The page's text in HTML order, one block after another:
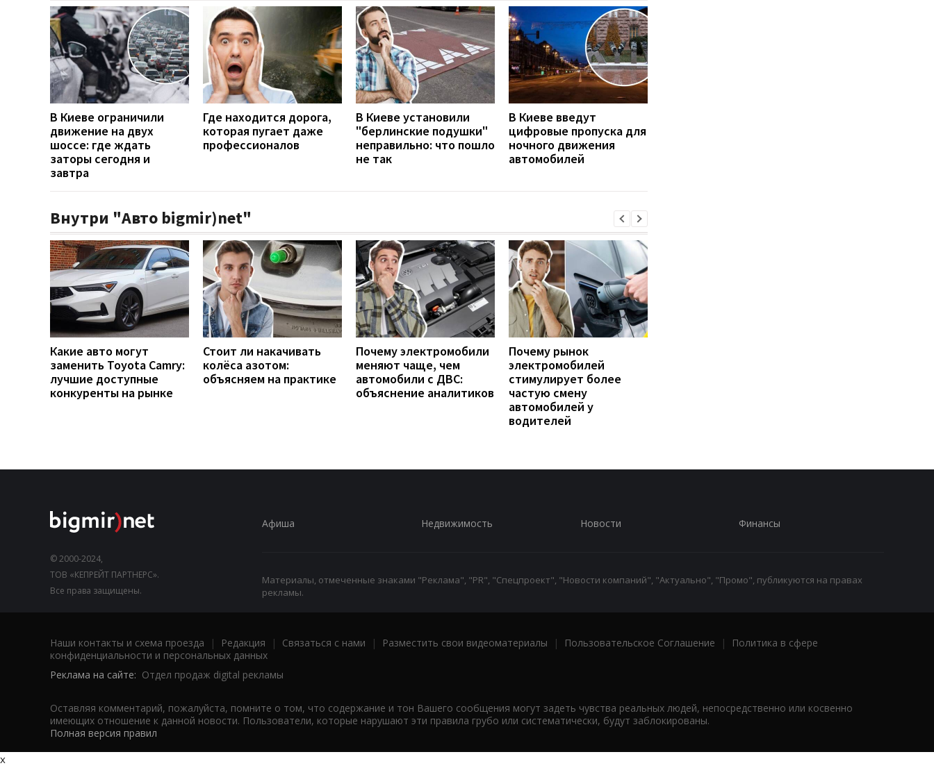
В Киеве ограничили
движение на двух
шоссе: где ждать
заторы сегодня и
завтра
Где находится дорога,
которая пугает даже
профессионалов
В Киеве установили
"берлинские подушки"
неправильно: что пошло
не так
В Киеве введут
цифровые пропуска для
ночного движения
автомобилей
Внутри "Авто bigmir)net"
Какие авто могут
заменить Toyota Camry:
лучшие доступные
конкуренты на рынке
Стоит ли накачивать
колёса азотом:
объясняем на практике
Почему электромобили
меняют чаще, чем
автомобили с ДВС:
объяснение аналитиков
Почему рынок
электромобилей
стимулирует более
частую смену
автомобилей у
водителей
© 2000-2024,
ТОВ «КЕПРЕЙТ ПАРТНЕРС».
Все права защищены.
Афиша Недвижимость Новости Финансы
Материалы, отмеченные знаками "Реклама", "PR", "Спецпроект", "Новости компаний", "Актуально", "Промо", публикуются на правах
рекламы.
Наши контакты и схема проезда | Редакция | Связаться с нами | Разместить свои видеоматериалы | Пользовательское Соглашение |
Политика в сфере
конфиденциальности и персональных данных
Реклама на сайте: Отдел продаж digital рекламы
Оставляя комментарий, пожалуйста, помните о том, что содержание и тон Вашего сообщения могут задеть чувства реальных людей, непосредственно или косвенно
имеющих отношение к данной новости. Пользователи, которые нарушают эти правила грубо или систематически, будут заблокированы.
Полная версия правил
x